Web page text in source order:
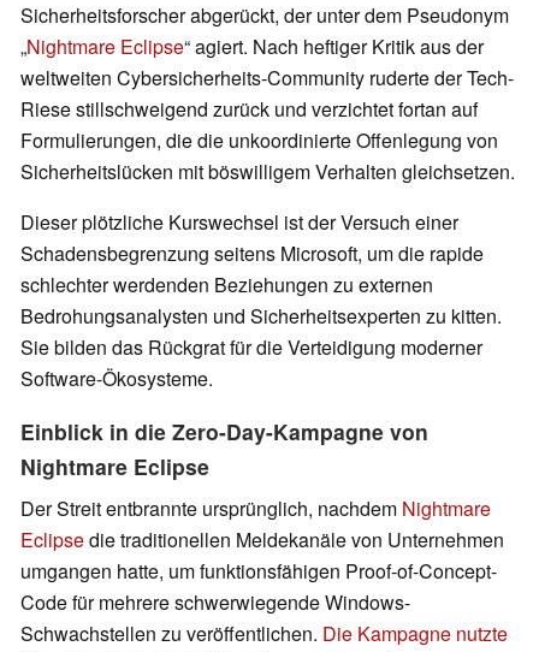
Sicherheitsforscher abgerückt, der unter dem Pseudonym
„Nightmare Eclipse“ agiert. Nach heftiger Kritik aus der
weltweiten Cybersicherheits-Community ruderte der Tech-
Riese stillschweigend zurück und verzichtet fortan auf
Formulierungen, die die unkoordinierte Offenlegung von
Sicherheitslücken mit böswilligem Verhalten gleichsetzen.
Dieser plötzliche Kurswechsel ist der Versuch einer
Schadensbegrenzung seitens Microsoft, um die rapide
schlechter werdenden Beziehungen zu externen
Bedrohungsanalysten und Sicherheitsexperten zu kitten.
Sie bilden das Rückgrat für die Verteidigung moderner
Software-Ökosysteme.
Einblick in die Zero-Day-Kampagne von
Nightmare Eclipse
Der Streit entbrannte ursprünglich, nachdem Nightmare
Eclipsedie traditionellen Meldekanäle von Unternehmen
umgangen hatte, um funktionsfähigen Proof-of-Concept-
Code für mehrere schwerwiegende Windows-
Schwachstellen zu veröffentlichen. Die Kampagne nutzte